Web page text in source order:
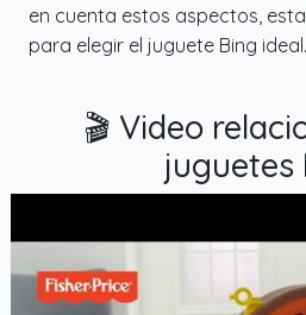
en cuenta estos aspectos,
para elegir el juguete Bing ideal.
🎬 Video
juguetes